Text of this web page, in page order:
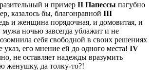
и пример II Папессы пагубно
казалось бы, благонравной III
и женщина порядочная, и домовитая, и
мужа ночью завсегда ублажит и не
себя свободной в своих решениях
его мнение ей до одного места! IV
не оставляет надежды вразумить
женушку, да толку-то?!